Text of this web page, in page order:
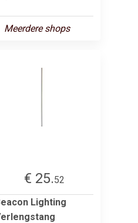
Meerdere shops
€ 25.52
Lighting